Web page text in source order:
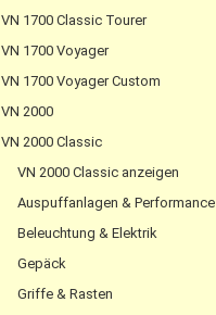
VN 1700 Classic Tourer
VN 1700 Voyager
VN 1700 Voyager Custom
VN 2000
VN 2000 Classic
VN 2000 Classic anzeigen
Auspuffanlagen & Performance
Beleuchtung & Elektrik
Gepäck
Griffe & Rasten